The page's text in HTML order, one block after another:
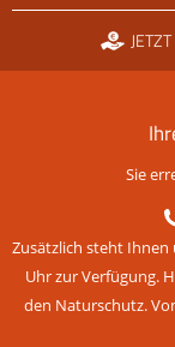
Sie
Zusätzlich steht Ihnen
Uhr zur Verfügung.
den Naturschutz.